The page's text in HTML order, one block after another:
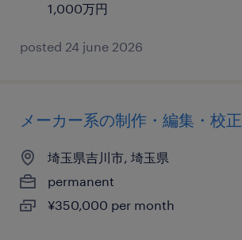
1,000万円
posted 24 june 2026
メーカー系の制作・編集・校正
埼玉県吉川市, 埼玉県
permanent
¥350,000 per month